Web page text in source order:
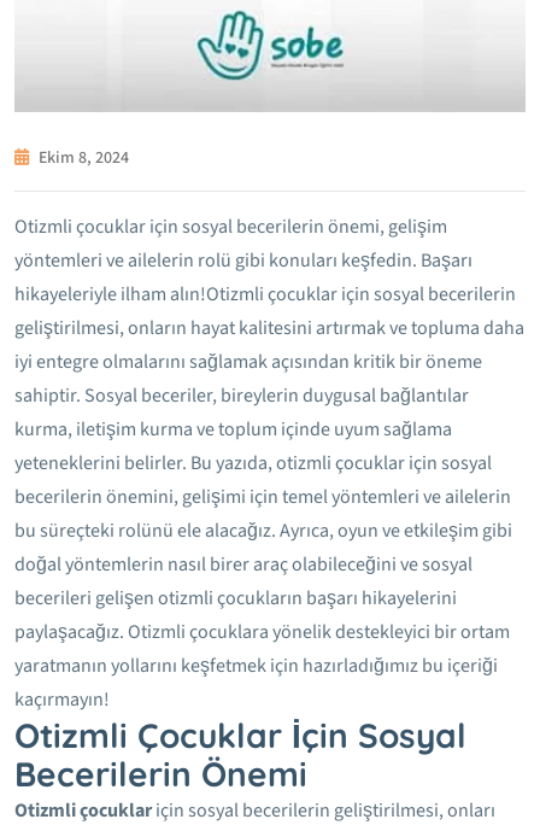
Ekim 8, 2024
Otizmli çocuklar için sosyal becerilerin önemi, gelişim
yöntemleri ve ailelerin rolü gibi konuları keşfedin. Başarı
hikayeleriyle ilham alın!Otizmli çocuklar için sosyal becerilerin
geliştirilmesi, onların hayat kalitesini artırmak ve topluma daha
iyi entegre olmalarını sağlamak açısından kritik bir öneme
sahiptir. Sosyal beceriler, bireylerin duygusal bağlantılar
kurma, iletişim kurma ve toplum içinde uyum sağlama
yeteneklerini belirler. Bu yazıda, otizmli çocuklar için sosyal
becerilerin önemini, gelişimi için temel yöntemleri ve ailelerin
bu süreçteki rolünü ele alacağız. Ayrıca, oyun ve etkileşim gibi
doğal yöntemlerin nasıl birer araç olabileceğini ve sosyal
becerileri gelişen otizmli çocukların başarı hikayelerini
paylaşacağız. Otizmli çocuklara yönelik destekleyici bir ortam
yaratmanın yollarını keşfetmek için hazırladığımız bu içeriği
kaçırmayın!
Otizmli Çocuklar İçin Sosyal
Becerilerin Önemi
Otizmli çocuklariçin sosyal becerilerin geliştirilmesi, onları